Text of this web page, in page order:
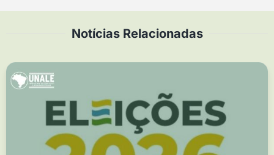
Notícias Relacionadas